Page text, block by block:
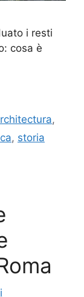
i resti
cosa è
,
, storia